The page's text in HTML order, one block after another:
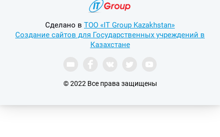
Сделано в ТОО «IT Group Kazakhstan»
Создание сайтов для Государственных учреждений в
Казахстане
© 2022 Все права защищены